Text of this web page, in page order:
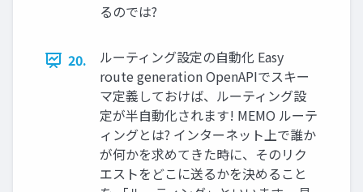
るのでは?
20.
ルーティング設定の自動化 Easy
route generation OpenAPIでスキー
マ定義しておけば、ルーティング設
定が半自動化されます! MEMO ルーテ
ィングとは? インターネット上で誰か
が何かを求めてきた時に、そのリク
エストをどこに送るかを決めること